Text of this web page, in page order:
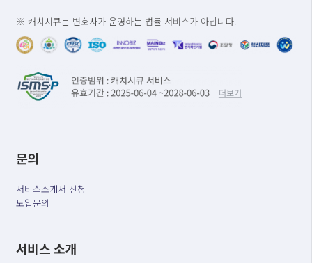
※ 캐치시큐는 변호사가 운영하는 법률 서비스가 아닙니다.
문의
서비스소개서 신청
도입문의
서비스 소개